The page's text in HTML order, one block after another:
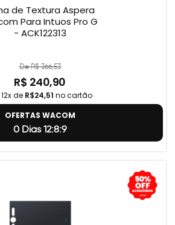
de Textura Aspera
Para Intuos Pro G
- ACK122313
De R$ 366,53
R$ 240,90
de R$24,51 no cartão
OFERTAS WACOM
0 Dias 12:8:8